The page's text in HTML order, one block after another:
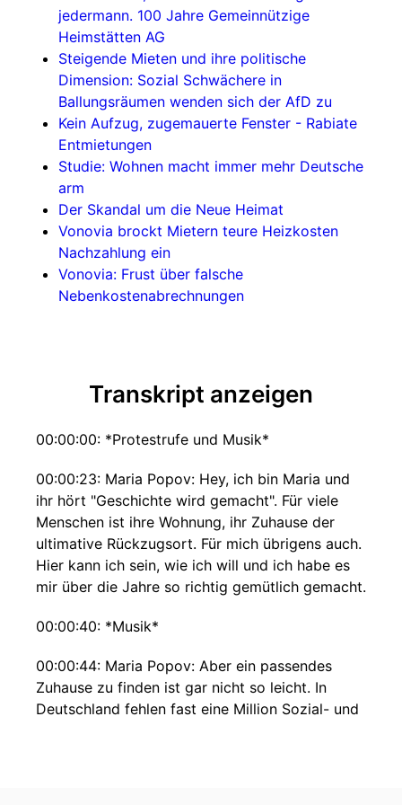
jedermann. 100 Jahre Gemeinnützige
Heimstätten AG
Steigende Mieten und ihre politische
Dimension: Sozial Schwächere in
Ballungsräumen wenden sich der AfD zu
Kein Aufzug, zugemauerte Fenster - Rabiate
Entmietungen
Studie: Wohnen macht immer mehr Deutsche
arm
Der Skandal um die Neue Heimat
Vonovia brockt Mietern teure Heizkosten
Nachzahlung ein
Vonovia: Frust über falsche
Nebenkostenabrechnungen
Transkript anzeigen
00:00:00: *Protestrufe und Musik*
00:00:23: Maria Popov: Hey, ich bin Maria und
ihr hört "Geschichte wird gemacht". Für viele
Menschen ist ihre Wohnung, ihr Zuhause der
ultimative Rückzugsort. Für mich übrigens auch.
Hier kann ich sein, wie ich will und ich habe es
mir über die Jahre so richtig gemütlich gemacht.
00:00:40: *Musik*
00:00:44: Maria Popov: Aber ein passendes
Zuhause zu finden ist gar nicht so leicht. In
Deutschland fehlen fast eine Million Sozial- und